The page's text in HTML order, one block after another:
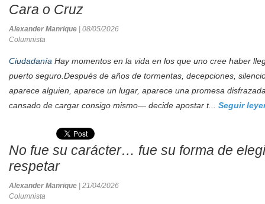
Cara o Cruz
Alexander Manrique
| 08/05/2026
Columnista
Ciudadanía Hay momentos en la vida en los que uno cree haber
puerto seguro.Después de años de tormentas, decepciones,
aparece alguien, aparece un lugar, aparece una promesa
cansado de cargar consigo mismo— decide apostar t... Seguir
No fue su carácter… fue su forma de
respetar
Alexander Manrique
| 21/04/2026
Columnista